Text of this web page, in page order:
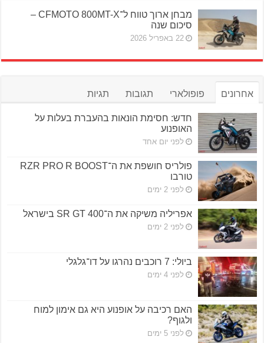
מבחן ארוך טווח ל־CFMOTO 800MT-X –
סיכום שנה
22 באפריל 2026
אחרונים פופולארי תגובות תגיות
חדש: חסימת הונאות בהעברת בעלות על
האופנוע
לפני יום אחד
פולריס חושפת את ה־RZR PRO R BOOST
טורבו
לפני 2 ימים
אפריליה משיקה את ה־SR GT 400 בישראל
לפני 2 ימים
ביולי: 7 רוכבים נהרגו על דו־גלגלי
לפני 4 ימים
האם רכיבה על אופנוע היא גם אימון למוח
ולגוף?
לפני 5 ימים